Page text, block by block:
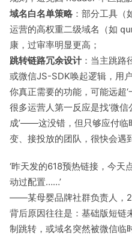
域名白名单策略 ：部分工具（
运营的高权重二级域名（如
康，过审率明显更高；
跳转链路冗余设计：当主跳路
或微信JS-SDK唤起逻辑，用户
你真正需要的功能，可能远超‘
很多运营人第一反应是找‘微
成’——这没错，但只够应付临
变、接投放的团队，很快会遇
‘昨天发的618预热链接，今天
动过配置……’
——某母婴品牌社群负责人，
背后原因往往是：基础版短链
制跳转，或域名突然被微信临